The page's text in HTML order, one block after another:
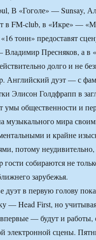
В «Гоголе» — Sunsay,
в FM-club, в «Икре» —
тонн» предоставят
Владимир Пресняков, а в
долго и не
Английский дуэт — с
Элисон Голдфрапп в
умы общественности и
музыкального мира
и крайне
потому
гости собираются не
зарубежья.
дуэт в первую голову
— Head First, но
— будут и работы,
электронной сцены.